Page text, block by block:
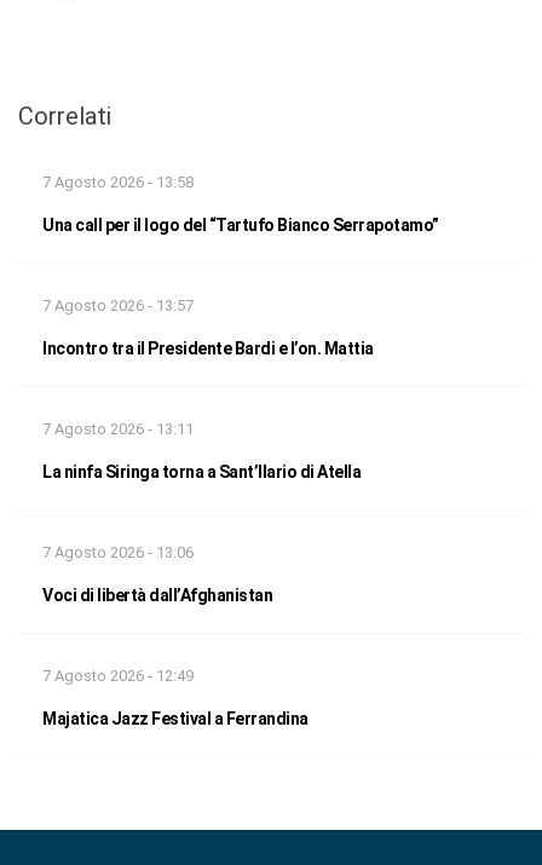
Correlati
7 Agosto 2026 - 13:58
Una call per il logo del “Tartufo Bianco Serrapotamo”
7 Agosto 2026 - 13:57
Incontro tra il Presidente Bardi e l’on. Mattia
7 Agosto 2026 - 13:11
La ninfa Siringa torna a Sant’Ilario di Atella
7 Agosto 2026 - 13:06
Voci di libertà dall’Afghanistan
7 Agosto 2026 - 12:49
Majatica Jazz Festival a Ferrandina